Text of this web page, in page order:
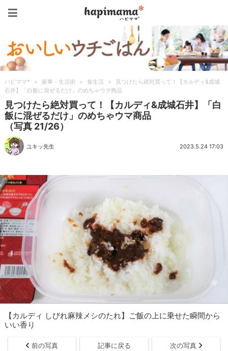
ハピママ* > 家事・生活術 > 食生活 >
見つけたら絶対買って！【カルディ&成城
石井】「白飯に混ぜるだけ」のめちゃウマ商品
見つけたら絶対買って！【カルディ&成城石井】「白
飯に混ぜるだけ」のめちゃウマ商品
（写真 21/26）
ユキッ先生 2023.5.24 17:03
【カルディ しびれ麻辣メシのたれ】ご飯の上に乗せた瞬間から
いい香り
前の写真 記事に戻る 次の写真